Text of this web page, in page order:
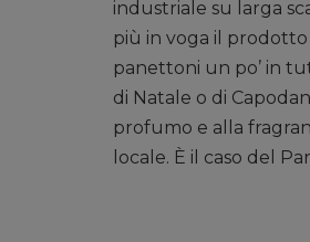
industriale su larga
più in voga il
panettoni un po’ in
di Natale o di
profumo e alla
locale. È il caso del